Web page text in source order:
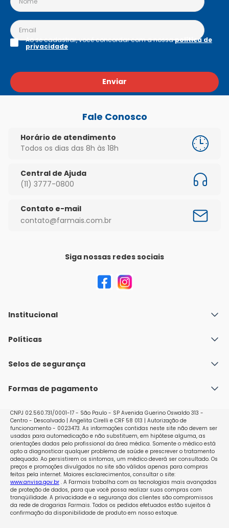
Enviar
Ao se cadastrar, você concordar com a nossapolítica de
privacidade
Fale Conosco
Horário de atendimento
Todos os dias das 8h às 18h
Central de Ajuda
(11) 3777-0800
Contato e-mail
contato@farmais.com.br
Siga nossas redes sociais
Institucional
Quem Somos
Nossas lojas
Políticas
Política de Envio
Políticas de Trocas e Devoluções
Selos de segurança
Formas de pagamento
CNPJ 02.560.731/0001-17 - São Paulo - SP Avenida Guerino Oswaldo 313 -
Centro - Descalvado | Angelita Cirelli e CRF 58 013 | Autorização de
funcionamento - 0023473. As informações contidas neste site não devem ser
usadas para automedicação e não substituem, em hipótese alguma, as
orientações dadas pelo profissional da área médica. Somente o médico está
apto a diagnosticar qualquer problema de saúde e prescrever o tratamento
adequado. Ao persistirem os sintomas, um médico deverá ser consultado. Os
preços e promoções divulgados no site são válidos apenas para compras
feitas pela internet. Maiores esclarecimentos, consultar o site:
www.anvisa.gov.br. A Farmais trabalha com as tecnologias mais avançadas
de proteção de dados, para que você possa realizar suas compras com
tranqüilidade. A privacidade e a segurança dos clientes são compromissos
da rede de drogarias Farmais. Todos os pedidos efetuados estão sujeitos à
confirmação da disponibilidade de produto em nosso estoque.